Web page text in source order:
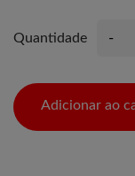
Quantidade -
Adicionar ao